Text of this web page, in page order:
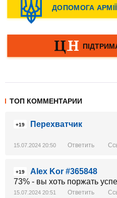
ТОП КОММЕНТАРИИ
+19 Перехватчик
15.07.2024 20:50 Ответить
+19
Alex Kor #365848
73% - вы хоть поржать
15.07.2024 20:51 Ответить